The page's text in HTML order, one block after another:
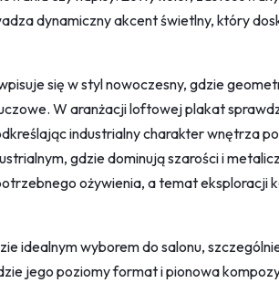
dynamiczny akcent świetlny, który
się w styl nowoczesny, gdzie
W aranżacji loftowej plakat
industrialny charakter wnętrza
gdzie dominują szarości i
ożywienia, a temat eksploracji
idealnym wyborem do salonu,
jego poziomy format i pionowa